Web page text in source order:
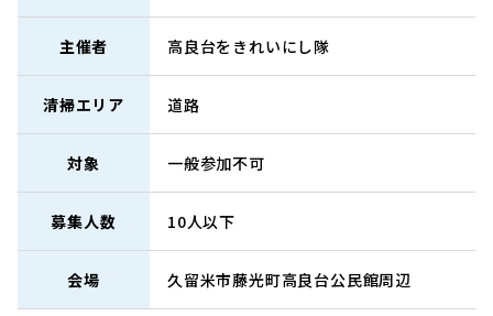
主催者 高良台をきれいにし隊
清掃エリア 道路
対象 一般参加不可
募集人数 10人以下
会場 久留米市藤光町高良台公民館周辺